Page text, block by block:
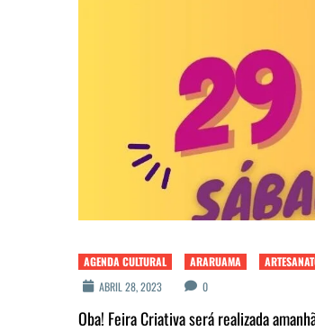
AGENDA CULTURAL ARARUAMA
ABRIL 28, 2023
0
Oba! Feira Criativa será realizada